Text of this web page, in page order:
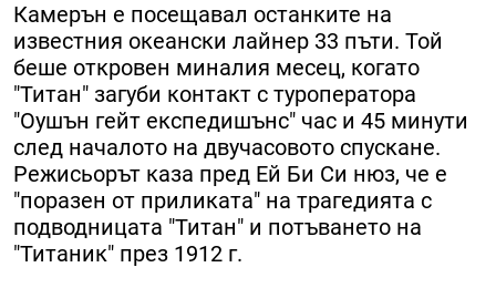
Камерън е посещавал останките на
известния океански лайнер 33 пъти. Той
беше откровен миналия месец, когато
"Титан" загуби контакт с туроператора
"Оушън гейт експедишънс" час и 45 минути
след началото на двучасовото спускане.
Режисьорът каза пред Ей Би Си нюз, че е
"поразен от приликата" на трагедията с
подводницата "Титан" и потъването на
"Титаник" през 1912 г.